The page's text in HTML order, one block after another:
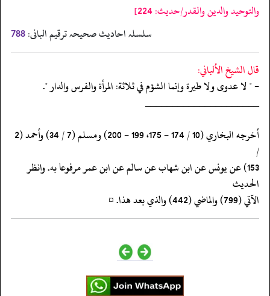
والتوحيد والدين والقدر/حدیث: 224]
سلسلہ احادیث صحیحہ ترقیم البانی: 788
قال الشيخ الألباني:
- " لا عدوى ولا طيرة وإنما الشؤم في ثلاثة: المرأة والفرس والدار ".
‏‏‏‏_____________________
‏‏‏‏أخرجه البخاري (10 / 174 - 175، 199 - 200) ومسلم (7 / 34) وأحمد (2
/
‏‏‏‏153) عن يونس عن ابن شهاب عن سالم عن ابن عمر مرفوعا به. وانظر
الحديث
‏‏‏‏الآتي (799) والماضي (442) والذي بعد هذا. ¤